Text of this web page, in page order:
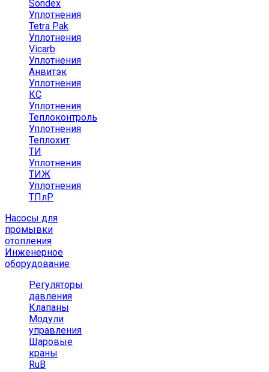
Sondex
Уплотнения
Tetra Pak
Уплотнения
Vicarb
Уплотнения
Анвитэк
Уплотнения
КС
Уплотнения
Теплоконтроль
Уплотнения
Теплохит
ТИ
Уплотнения
ТИЖ
Уплотнения
ТПлР
Насосы для
промывки
отопления
Инженерное
оборудование
Регуляторы
давления
Клапаны
Модули
управления
Шаровые
краны
RuB